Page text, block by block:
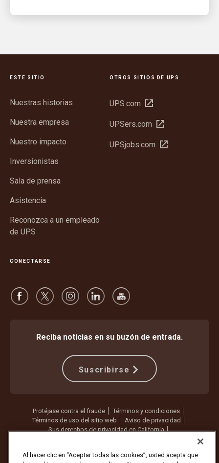
ESTE SITIO
Nuestras historias
Nuestra empresa
Nuestro impacto
Inversionistas
Sala de prensa
Asistencia
Reconozca a un empleado
de UPS
OTROS SITIOS DE UPS
UPS.com Abrir
una
nueva
UPSers.com Abrir
una
UPSjobs.com Abrir
CONECTARSE
Reciba noticias en su buzón de entrada.
Suscribirse
Protéjase contra el fraude
Términos y condiciones
Términos de uso del sitio web
Aviso de privacidad
Sus derechos de privacidad en California
Al hacer clic en “Aceptar todas las cookies”, usted acepta que